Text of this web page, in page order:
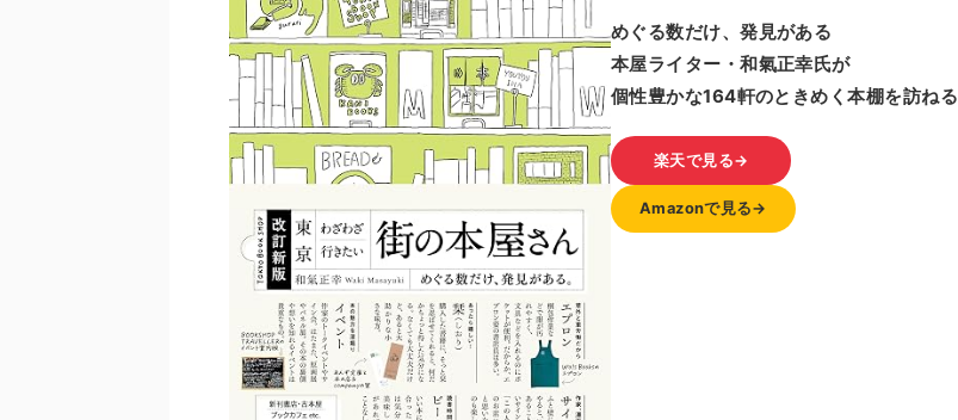
めぐる数だけ、発見がある
本屋ライター・和氣正幸氏が
個性豊かな164軒のときめく本棚を訪ねる
楽天で見る→
Amazonで見る→